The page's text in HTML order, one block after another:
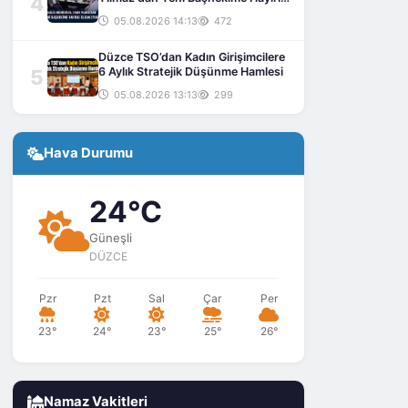
Olsun Ziyareti
05.08.2026 14:13 472
5
Düzce TSO’dan Kadın Girişimcilere
6 Aylık Stratejik Düşünme Hamlesi
05.08.2026 13:13 299
Hava Durumu
24°C
Güneşli
DÜZCE
Pzr
23°
Pzt
24°
Sal
23°
Çar
25°
Per
26°
Namaz Vakitleri